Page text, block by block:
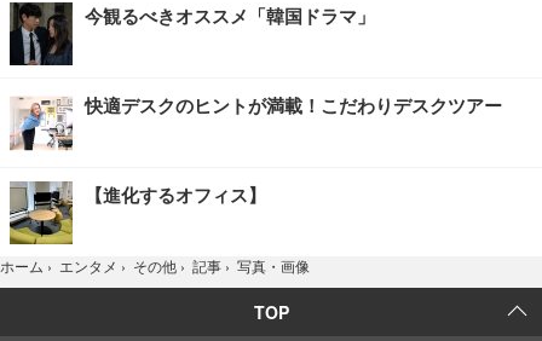
今観るべきオススメ「韓国ドラマ」
快適デスクのヒントが満載！こだわりデスクツアー
【進化するオフィス】
ホーム › エンタメ › その他 › 記事 › 写真・画像
TOP